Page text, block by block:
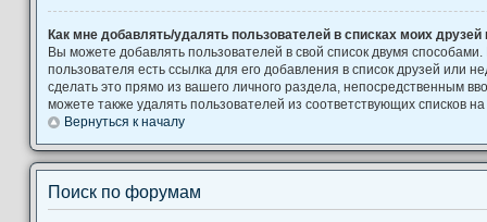
Как мне добавлять/удалять пользователей в списках моих друзей
Вы можете добавлять пользователей в свой список двумя
пользователя есть ссылка для его добавления в список друзей или
сделать это прямо из вашего личного раздела, непосредственным
можете также удалять пользователей из соответствующих списков
Вернуться к началу
Поиск по форумам